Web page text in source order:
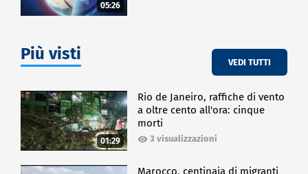
05:26
Più visti VEDI TUTTI
01:29
Rio de Janeiro, raffiche di vento
a oltre cento all'ora: cinque
morti
3 visualizzazioni
Marocco, centinaia di migranti